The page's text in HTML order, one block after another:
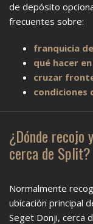
de depósito
frecuentes sobre:
franquicia
qué hacer
cruzar
condiciones
¿Dónde recojo
cerca de Split?
Normalmente
ubicación principal
Seget Donji, cerca